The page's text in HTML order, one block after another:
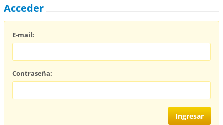
Acceder
E-mail:
Contraseña: